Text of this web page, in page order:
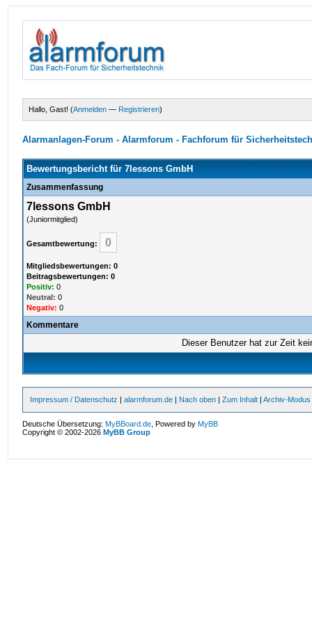
Hallo, Gast! (Anmelden — Registrieren)
Alarmanlagen-Forum - Alarmforum - Fachforum für
Bewertungsbericht für 7lessons GmbH
Zusammenfassung
7lessons GmbH
(Juniormitglied)
Gesamtbewertung: 0
Mitgliedsbewertungen: 0
Beitragsbewertungen: 0
Positiv: 0
Neutral: 0
Negativ: 0
Kommentare
Dieser Benutzer hat zur Zeit
Impressum / Datenschutz |alarmforum.de | Nach oben |Zum Inhalt |Archiv-Modus
Deutsche Übersetzung:MyBBoard.de , Powered byMyBB
Copyright © 2002-2026MyBB Group